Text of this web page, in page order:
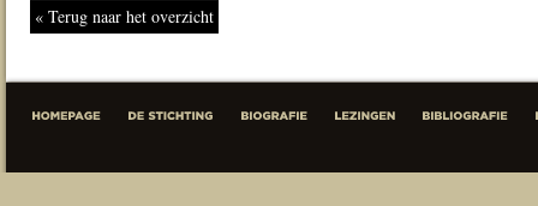
« Terug naar het overzicht